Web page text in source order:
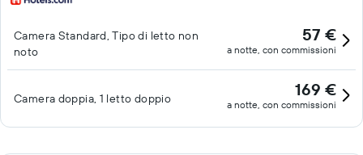
Camera Standard, Tipo di letto non
noto
57 €
a notte, con commissioni
Camera doppia, 1 letto doppio 169 €
a notte, con commissioni